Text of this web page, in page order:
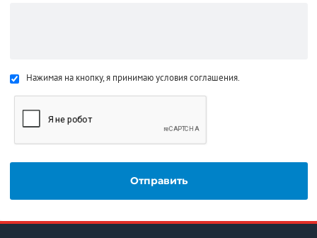
Нажимая на кнопку, я принимаю условия соглашения.